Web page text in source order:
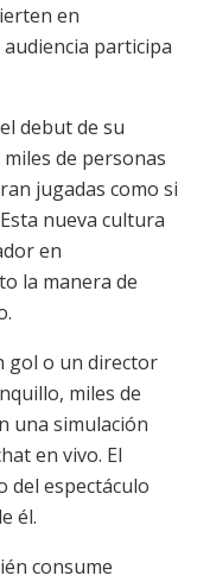
en
participa
debut de su
de personas
jugadas como si
nueva cultura
en
la manera de
gol o un director
miles de
una simulación
en vivo. El
del espectáculo
él.
consume